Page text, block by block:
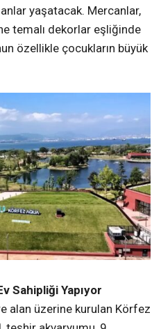
yaşatacak. Mercanlar,
temalı dekorlar eşliğinde
özellikle çocukların büyük
Sahipliği Yapıyor
alan üzerine kurulan Körfez